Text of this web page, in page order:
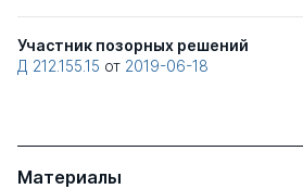
Участник позорных решений
Д 212.155.15 от 2019-06-18
Материалы